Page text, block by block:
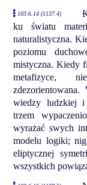
103:6.14 (1137.4)
ku światu
naturalistyczna.
poziomu
mistyczna. Kiedy
metafizyce,
wiedzy ludzkiej i
trzem
wyrażać swych
modelu logiki;
eliptycznej
wszystkich